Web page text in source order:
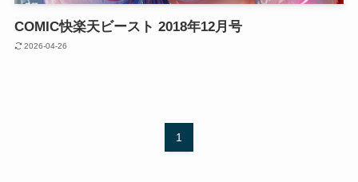
COMIC快楽天ビースト 2018年12月号
2026-04-26
1